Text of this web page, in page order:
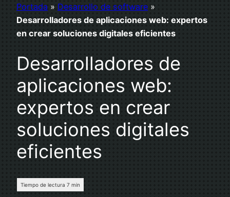
Portada » Desarrollo de software »
Desarrolladores de aplicaciones web: expertos
en crear soluciones digitales eficientes
Desarrolladores de
aplicaciones web:
expertos en crear
soluciones digitales
eficientes